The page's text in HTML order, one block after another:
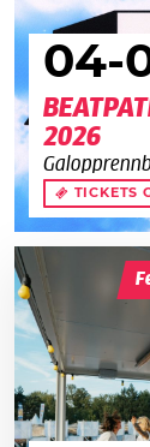
04-
2026
TICKETS